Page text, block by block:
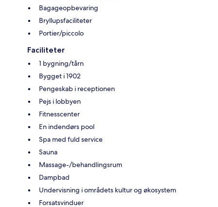
Bagageopbevaring
Bryllupsfaciliteter
Portier/piccolo
Faciliteter
1 bygning/tårn
Bygget i 1902
Pengeskab i receptionen
Pejs i lobbyen
Fitnesscenter
En indendørs pool
Spa med fuld service
Sauna
Massage-/behandlingsrum
Dampbad
Undervisning i områdets kultur og økosystem
Forsatsvinduer